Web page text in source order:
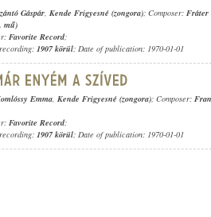
Gáspár, Kende Frigyesné (zongora); Composer: Fráter
mű)
Favorite Record;
1907 körül; Date of publication: 1970-01-01
Emma, Kende Frigyesné (zongora); Composer:
Favorite Record;
1907 körül; Date of publication: 1970-01-01